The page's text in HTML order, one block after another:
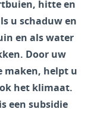
hitte en
u schaduw en
en als water
Door uw
maken, helpt u
het klimaat.
een subsidie